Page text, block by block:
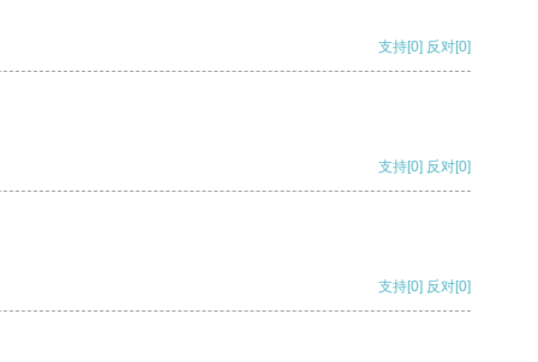
支持[0] 反对[0]
支持[0] 反对[0]
支持[0] 反对[0]